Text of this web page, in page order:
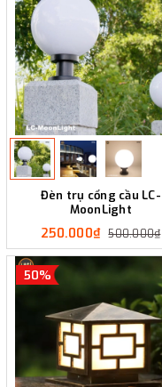
Đèn trụ cổng cầu LC-
MoonLight
250.000₫ 500.000₫
50%